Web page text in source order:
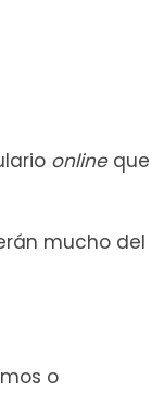
onlineque
mucho del
o